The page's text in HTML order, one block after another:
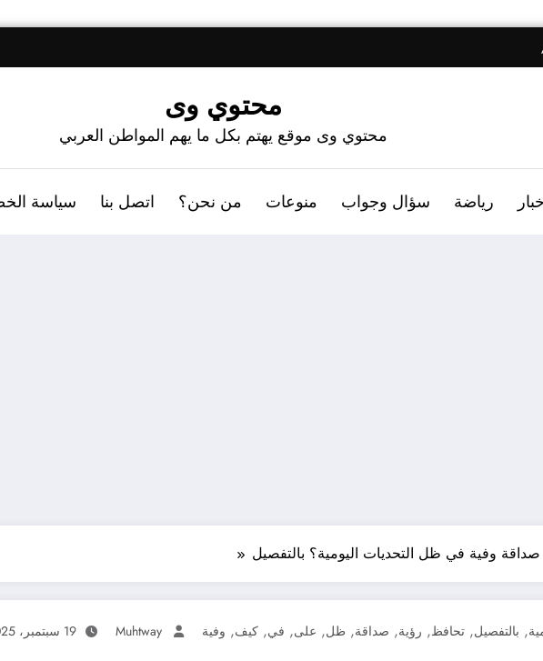
محتوي وى
محتوي وى موقع يهتم بكل ما يهم المواطن العربي
رياضة سؤال وجواب منوعات من نحن؟ اتصل بنا سياسة
وفية في ظل التحديات اليومية؟ بالتفصيل
, بالتفصيل, تحافظ, رؤية, صداقة, ظل, على, في, كيف, وفية Muhtway 19 سبتمبر، 2025